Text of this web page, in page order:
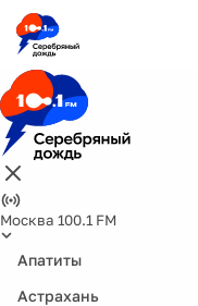
Москва 100.1 FM
Апатиты
Астрахань